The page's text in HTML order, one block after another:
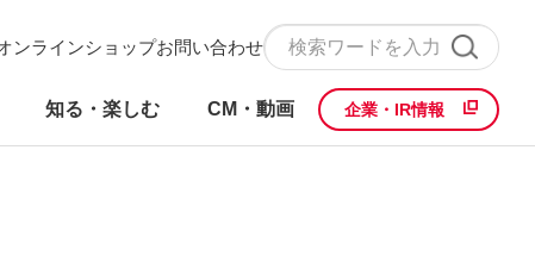
ンラインショップお問い合わせ
知る・楽しむ CM・動画 企業・IR情報